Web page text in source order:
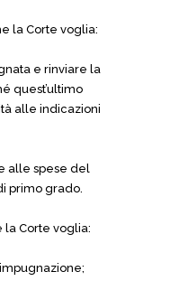
la Corte voglia:
e rinviare la
quest’ultimo
alle indicazioni
alle spese del
primo grado.
Corte voglia: